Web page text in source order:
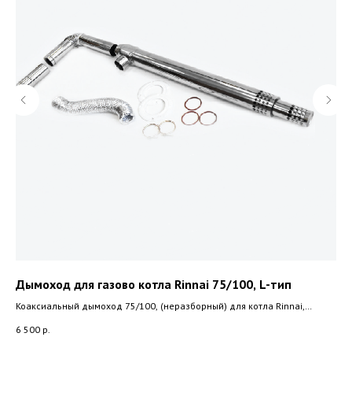
Дымоход для газово котла Rinnai 75/100, L-тип
Коаксиальный дымоход 75/100, (неразборный) для котла Rinnai,
6 500 р.